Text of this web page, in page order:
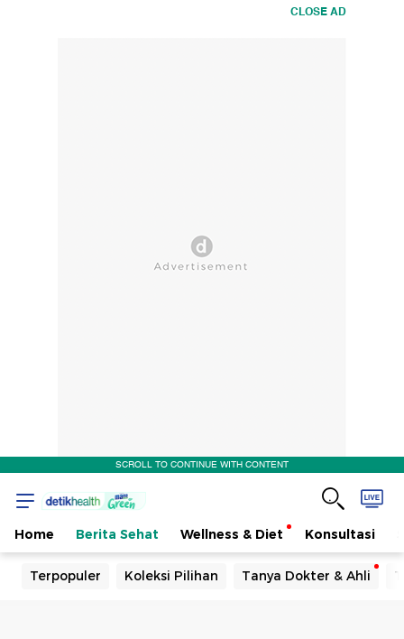
CLOSE AD
SCROLL TO CONTINUE WITH CONTENT
Home Berita Sehat Wellness & Diet Konsultasi
Terpopuler Koleksi Pilihan Tanya Dokter & Ahli